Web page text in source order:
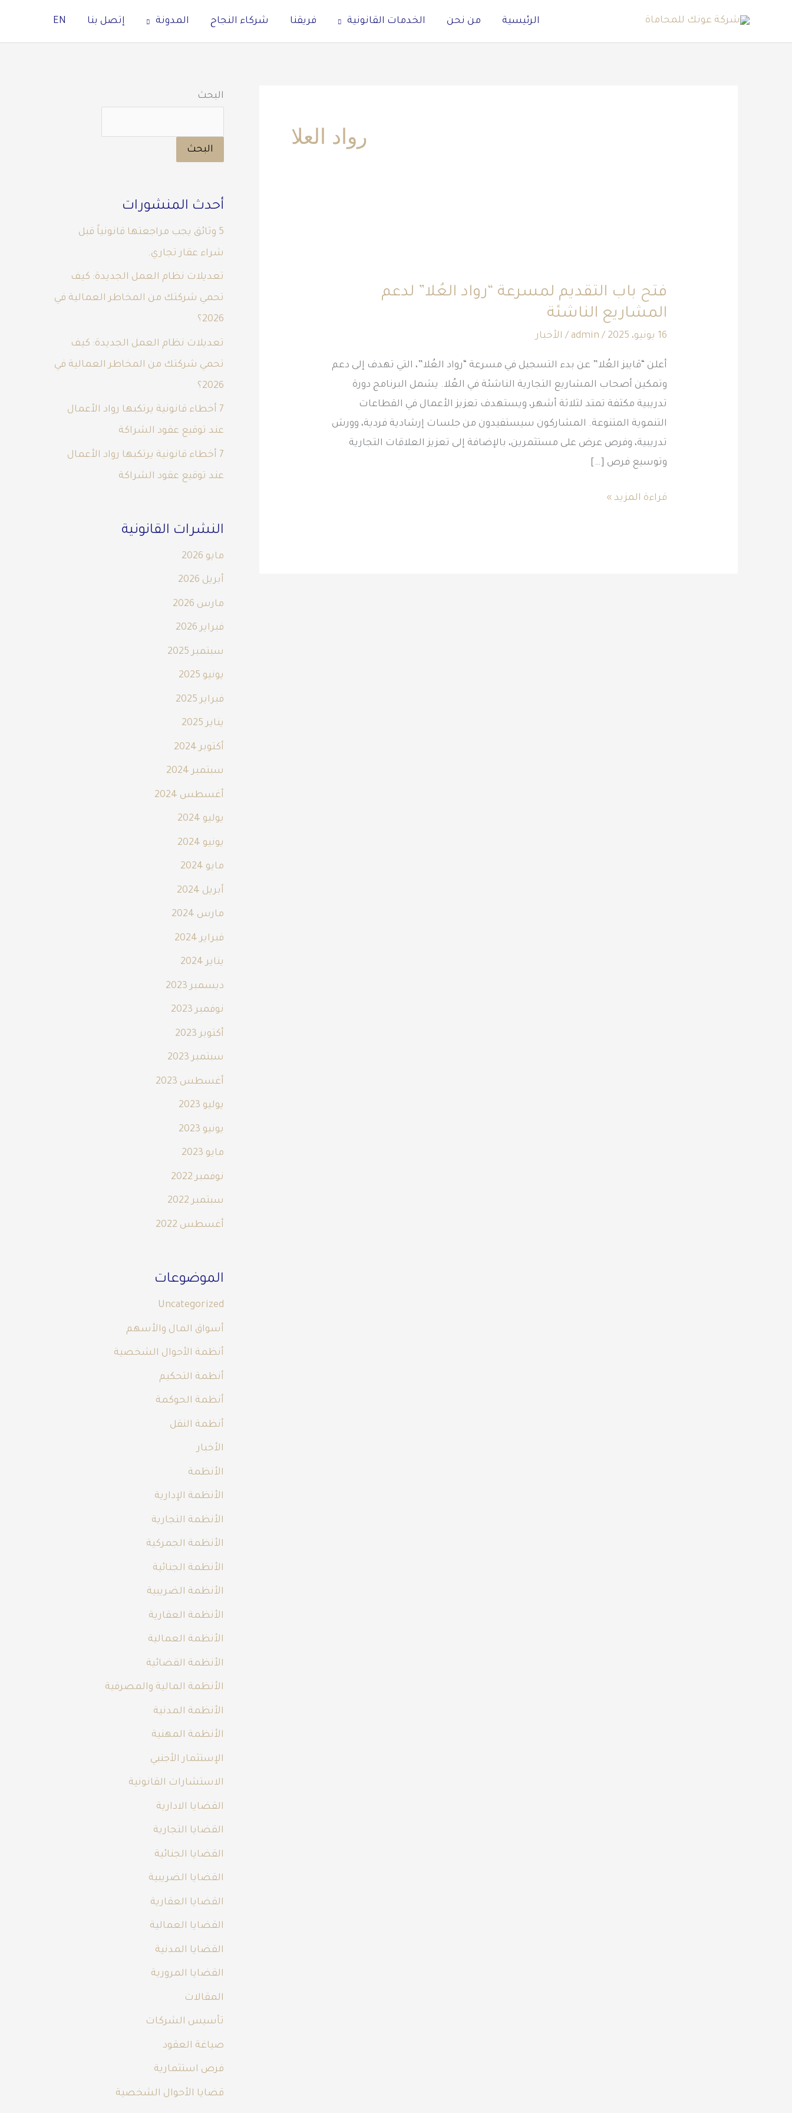
الرئيسية من نحن الخدمات القانونية فريقنا شركاء النجاح المدونة إتصل بنا EN
رواد العلا
فتح باب التقديم لمسرعة “رواد العُلا” لدعم
المشاريع الناشئة
16 يونيو، 2025 /
admin
/ الأخبار
أعلن “ڤايبز العُلا” عن بدء التسجيل في مسرعة “رواد العُلا”، التي تهدف إلى دعم
وتمكين أصحاب المشاريع التجارية الناشئة في العُلا. يشمل البرنامج دورة
تدريبية مكثفة تمتد لثلاثة أشهر، ويستهدف تعزيز الأعمال في القطاعات
التنموية المتنوعة. المشاركون سيستفيدون من جلسات إرشادية فردية، وورش
تدريبية، وفرص عرض على مستثمرين، بالإضافة إلى تعزيز العلاقات التجارية
وتوسيع فرص […]
التقديم
لمسرعة
“رواد
لدعم
المشاريع
الناشئة
قراءة المزيد »
البحث
البحث
أحدث المنشورات
5 وثائق يجب مراجعتها قانونياً قبل
شراء عقار تجاري.
تعديلات نظام العمل الجديدة: كيف
تحمي شركتك من المخاطر العمالية في
2026؟
تعديلات نظام العمل الجديدة: كيف
تحمي شركتك من المخاطر العمالية في
2026؟
7 أخطاء قانونية يرتكبها رواد الأعمال
عند توقيع عقود الشراكة
7 أخطاء قانونية يرتكبها رواد الأعمال
عند توقيع عقود الشراكة
النشرات القانونية
مايو 2026
أبريل 2026
مارس 2026
فبراير 2026
سبتمبر 2025
يونيو 2025
فبراير 2025
يناير 2025
أكتوبر 2024
سبتمبر 2024
أغسطس 2024
يوليو 2024
يونيو 2024
مايو 2024
أبريل 2024
مارس 2024
فبراير 2024
يناير 2024
ديسمبر 2023
نوفمبر 2023
أكتوبر 2023
سبتمبر 2023
أغسطس 2023
يوليو 2023
يونيو 2023
مايو 2023
نوفمبر 2022
سبتمبر 2022
أغسطس 2022
الموضوعات
Uncategorized
أسواق المال والأسهم
أنظمة الأحوال الشخصية
أنظمة التحكيم
أنظمة الحوكمة
أنظمة النقل
الأخبار
الأنظمة
الأنظمة الإدارية
الأنظمة التجارية
الأنظمة الجمركية
الأنظمة الجنائية
الأنظمة الضريبية
الأنظمة العقارية
الأنظمة العمالية
الأنظمة القضائية
الأنظمة المالية والمصرفية
الأنظمة المدنية
الأنظمة المهنية
الإستثمار الأجنبي
الاستشارات القانونية
القضايا الادارية
القضايا التجارية
القضايا الجنائية
القضايا الضريبية
القضايا العقارية
القضايا العمالية
القضايا المدنية
القضايا المرورية
المقالات
تأسيس الشركات
صياغة العقود
فرص استثمارية
قضايا الأحوال الشخصية